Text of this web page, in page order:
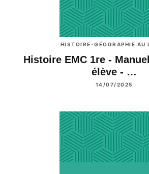
HISTOIRE-GÉOGRAPHIE AU
Histoire EMC 1re -
élève - …
14/07/2025